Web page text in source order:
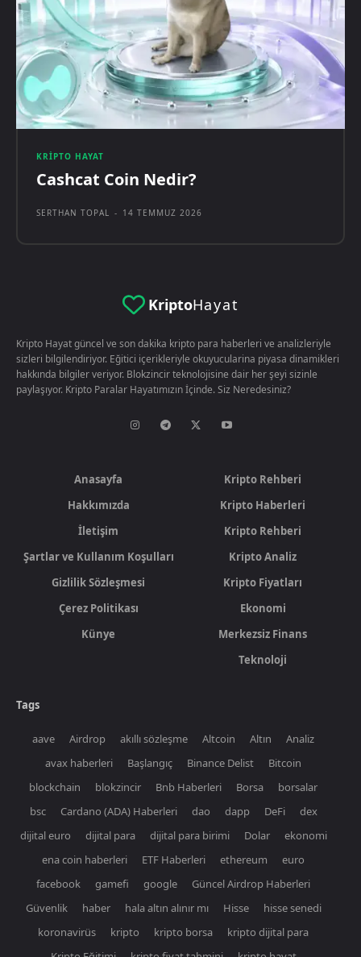
KRIPTO HAYAT
Cashcat Coin Nedir?
SERTHAN TOPAL - 14 TEMMUZ 2026
KriptoHayat
Kripto Hayat güncel ve son dakika kripto para haberleri ve analizleriyle
sizleri bilgilendiriyor. Eğitici içerikleriyle okuyucularina piyasa dinamikleri
hakkında bilgiler veriyor. Blokzincir teknolojisine dair her şeyi sizinle
paylaşıyor. Kripto Paralar Hayatımızın İçinde. Siz Neredesiniz?
Anasayfa
Hakkımızda
İletişim
Şartlar ve Kullanım Koşulları
Gizlilik Sözleşmesi
Çerez Politikası
Künye
Kripto Rehberi
Kripto Haberleri
Kripto Rehberi
Kripto Analiz
Kripto Fiyatları
Ekonomi
Merkezsiz Finans
Teknoloji
Tags
aave Airdrop akıllı sözleşme Altcoin Altın
Analiz
avax haberleri
Başlangıç Binance Delist
Bitcoin
blockchain
blokzincir Bnb Haberleri Borsa
borsalar
bsc
Cardano (ADA) Haberleri dao dapp DeFi
dex
dijital euro
dijital para dijital para birimi Dolar
ekonomi
ena coin haberleri
ETF Haberleri ethereum
euro
facebook
gamefi google
Güncel Airdrop Haberleri
Güvenlik
haber hala altın alınır mı Hisse
hisse senedi
koronavirüs
kripto kripto borsa
kripto dijital para